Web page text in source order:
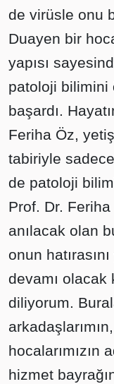
de virüsle onu
Duayen bir
yapısı
patoloji bilimini
başardı.
Feriha Öz,
tabiriyle
de patoloji
Prof. Dr. Feriha
anılacak olan
onun
devamı olacak
diliyorum.
hocalarımızın
hizmet